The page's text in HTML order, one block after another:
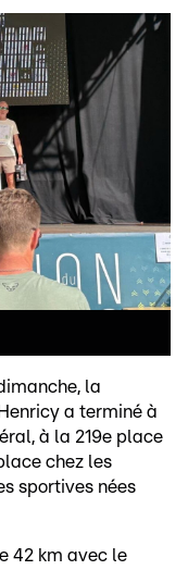
la
a terminé à
à la 219e place
chez les
sportives nées
42 km avec le